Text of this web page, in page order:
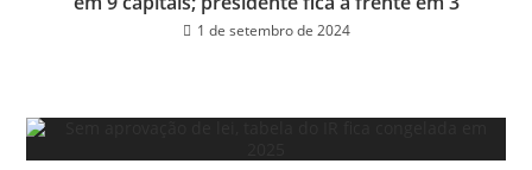
1 de setembro de 2024